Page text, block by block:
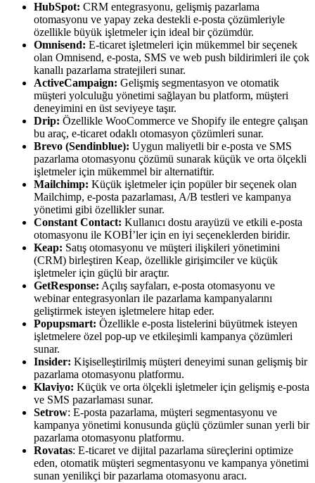
HubSpot: CRM entegrasyonu, gelişmiş pazarlama
otomasyonu ve yapay zeka destekli e-posta çözümleriyle
özellikle büyük işletmeler için ideal bir çözümdür.
Omnisend: E-ticaret işletmeleri için mükemmel bir seçenek
olan Omnisend, e-posta, SMS ve web push bildirimleri ile çok
kanallı pazarlama stratejileri sunar.
ActiveCampaign: Gelişmiş segmentasyon ve otomatik
müşteri yolculuğu yönetimi sağlayan bu platform, müşteri
deneyimini en üst seviyeye taşır.
Drip: Özellikle WooCommerce ve Shopify ile entegre çalışan
bu araç, e-ticaret odaklı otomasyon çözümleri sunar.
Brevo (Sendinblue): Uygun maliyetli bir e-posta ve SMS
pazarlama otomasyonu çözümü sunarak küçük ve orta ölçekli
işletmeler için mükemmel bir alternatiftir.
Mailchimp: Küçük işletmeler için popüler bir seçenek olan
Mailchimp, e-posta pazarlaması, A/B testleri ve kampanya
yönetimi gibi özellikler sunar.
Constant Contact: Kullanıcı dostu arayüzü ve etkili e-posta
otomasyonu ile KOBİ’ler için en iyi seçeneklerden biridir.
Keap: Satış otomasyonu ve müşteri ilişkileri yönetimini
(CRM) birleştiren Keap, özellikle girişimciler ve küçük
işletmeler için güçlü bir araçtır.
GetResponse: Açılış sayfaları, e-posta otomasyonu ve
webinar entegrasyonları ile pazarlama kampanyalarını
geliştirmek isteyen işletmelere hitap eder.
Popupsmart: Özellikle e-posta listelerini büyütmek isteyen
işletmelere özel pop-up ve etkileşimli kampanya çözümleri
sunar.
Insider: Kişiselleştirilmiş müşteri deneyimi sunan gelişmiş bir
pazarlama otomasyonu platformu.
Klaviyo: Küçük ve orta ölçekli işletmeler için gelişmiş e-posta
ve SMS pazarlaması sunar.
Setrow: E-posta pazarlama, müşteri segmentasyonu ve
kampanya yönetimi konusunda güçlü çözümler sunan yerli bir
pazarlama otomasyonu platformu.
Rovatas: E-ticaret ve dijital pazarlama süreçlerini optimize
eden, otomatik müşteri segmentasyonu ve kampanya yönetimi
sunan yenilikçi bir pazarlama otomasyonu aracı.